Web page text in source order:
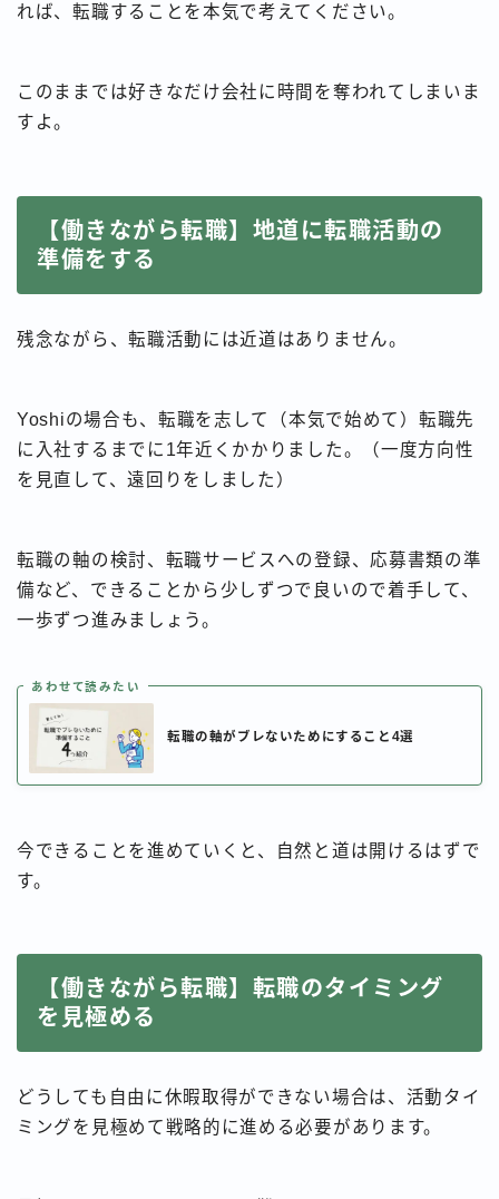
れば、転職することを本気で考えてください。
このままでは好きなだけ会社に時間を奪われてしまいま
すよ。
【働きながら転職】地道に転職活動の
準備をする
残念ながら、転職活動には近道はありません。
Yoshiの場合も、転職を志して（本気で始めて）転職先
に入社するまでに1年近くかかりました。（一度方向性
を見直して、遠回りをしました）
転職の軸の検討、転職サービスへの登録、応募書類の準
備など、できることから少しずつで良いので着手して、
一歩ずつ進みましょう。
あわせて読みたい
転職の軸がブレないためにすること4選
今できることを進めていくと、自然と道は開けるはずで
す。
【働きながら転職】転職のタイミング
を見極める
どうしても自由に休暇取得ができない場合は、活動タイ
ミングを見極めて戦略的に進める必要があります。